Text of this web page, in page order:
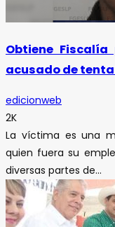
Obtiene
acusado de
edicionweb
2K
La víctima es una
quien fuera su
diversas partes de...